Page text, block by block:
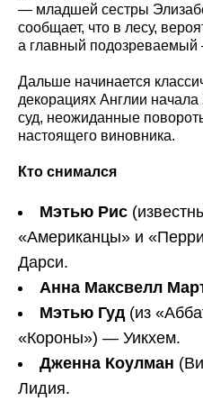
— младшей сестры
сообщает, что в лесу,
а главный
Дальше начинается
декорациях Англии
суд, неожиданные
настоящего виновника.
Кто снимался
Мэтью Рис
«Американцы» и
Дарси.
Анна Максвелл
Мэтью Гуд (из
«Короны») — Уикхем.
Дженна Коулман
Лидия.